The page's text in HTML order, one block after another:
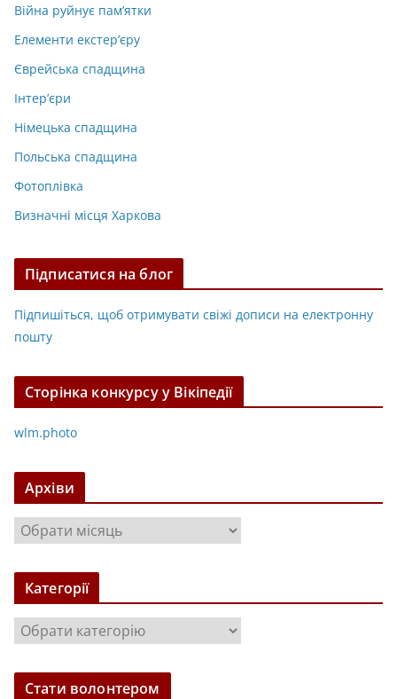
Війна руйнує пам’ятки
Елементи екстер’єру
Єврейська спадщина
Інтер’єри
Німецька спадщина
Польська спадщина
Фотоплівка
Визначні місця Харкова
Підписатися на блог
Підпишіться, щоб отримувати свіжі дописи на електронну
пошту
Сторінка конкурсу у Вікіпедії
wlm.photo
Архіви
р
х
в
Категорії
а
т
Стати волонтером